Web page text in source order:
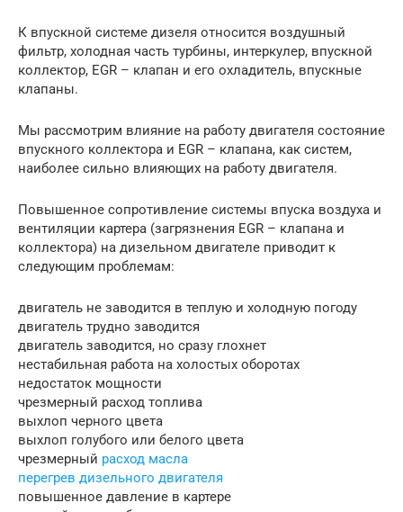
К впускной системе дизеля относится воздушный
фильтр, холодная часть турбины, интеркулер, впускной
коллектор, EGR – клапан и его охладитель, впускные
клапаны.
Мы рассмотрим влияние на работу двигателя состояние
впускного коллектора и EGR – клапана, как систем,
наиболее сильно влияющих на работу двигателя.
Повышенное сопротивление системы впуска воздуха и
вентиляции картера (загрязнения EGR – клапана и
коллектора) на дизельном двигателе приводит к
следующим проблемам:
двигатель не заводится в теплую и холодную погоду
двигатель трудно заводится
двигатель заводится, но сразу глохнет
нестабильная работа на холостых оборотах
недостаток мощности
чрезмерный расход топлива
выхлоп черного цвета
выхлоп голубого или белого цвета
чрезмерный расход масла
перегрев дизельного двигателя
повышенное давление в картере